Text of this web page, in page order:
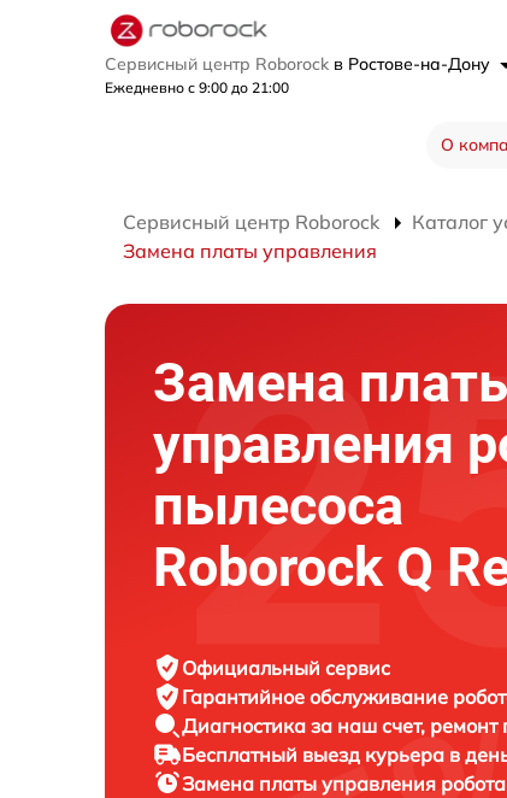
Сервисный центр Roborock в Ростове-на-Дону
Ежедневно с 9:00 до 21:00
О
Сервисный центр Roborock Каталог
Замена платы управления
Замена
управления
пылесоса
Roborock Q
Официальный сервис
Гарантийное обслуживание
Диагностика за наш счет, ремонт
Бесплатный выезд курьера в
Замена платы управления